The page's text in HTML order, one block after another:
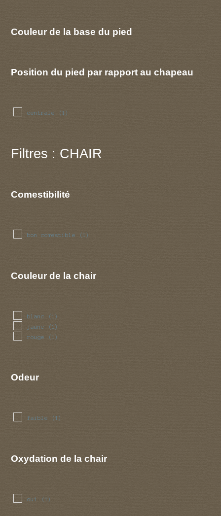
Couleur de la base du pied
Position du pied par rapport au chapeau
centrale (1)
Filtres : CHAIR
Comestibilité
bon comestible (1)
Couleur de la chair
blanc (1)
jaune (1)
rouge (1)
Odeur
faible (1)
Oxydation de la chair
oui (1)